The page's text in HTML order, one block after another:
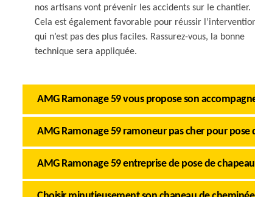
nos artisans vont prévenir les accidents sur le chantier.
Cela est également favorable pour réussir
qui n’est pas des plus faciles. Rassurez-vous, la bonne
technique sera appliquée.
AMG Ramonage 59 vous propose son
AMG Ramonage 59 ramoneur pas cher pour pose
AMG Ramonage 59 entreprise de pose de